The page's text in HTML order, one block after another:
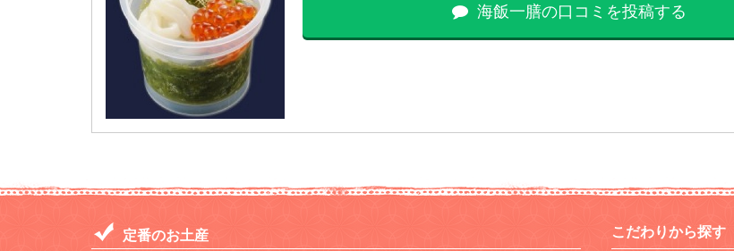
海飯一膳の口コミを投稿する
定番のお土産 こだわりから探す